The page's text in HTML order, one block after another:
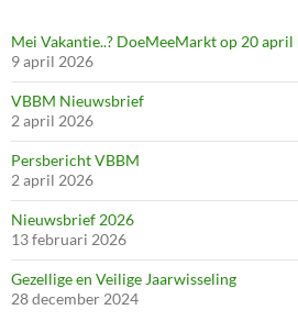
Mei Vakantie..? DoeMeeMarkt op 20 april
9 april 2026
VBBM Nieuwsbrief
2 april 2026
Persbericht VBBM
2 april 2026
Nieuwsbrief 2026
13 februari 2026
Gezellige en Veilige Jaarwisseling
28 december 2024